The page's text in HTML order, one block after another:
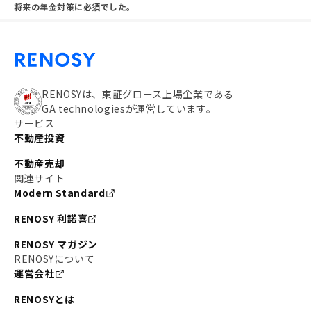
将来の年金対策に必須でした。
RENOSYは、東証グロース上場企業である
GA technologiesが運営しています。
サービス
不動産投資
不動産売却
関連サイト
Modern Standard
RENOSY 利諾喜
RENOSY マガジン
RENOSYについて
運営会社
RENOSYとは